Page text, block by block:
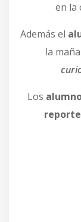
en la
Además el
la
Los